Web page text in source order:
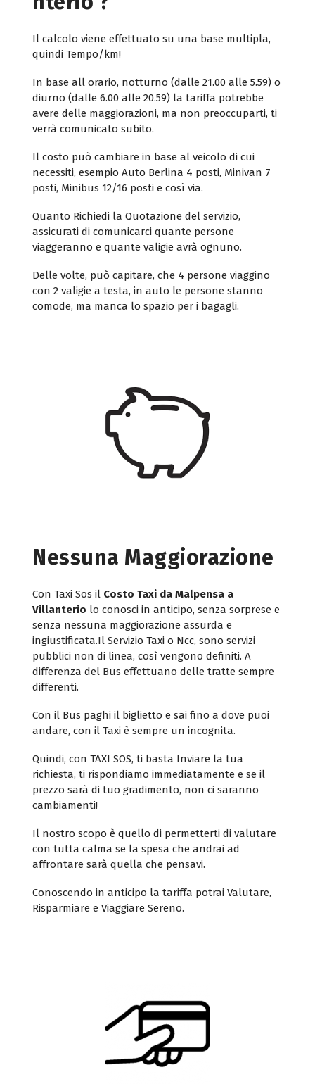
Il calcolo viene effettuato su una base multipla,
quindi Tempo/km!
In base all orario, notturno (dalle 21.00 alle 5.59) o
diurno (dalle 6.00 alle 20.59) la tariffa potrebbe
avere delle maggiorazioni, ma non preoccuparti, ti
verrà comunicato subito.
Il costo può cambiare in base al veicolo di cui
necessiti, esempio Auto Berlina 4 posti, Minivan 7
posti, Minibus 12/16 posti e così via.
Quanto Richiedi la Quotazione del servizio,
assicurati di comunicarci quante persone
viaggeranno e quante valigie avrà ognuno.
Delle volte, può capitare, che 4 persone viaggino
con 2 valigie a testa, in auto le persone stanno
comode, ma manca lo spazio per i bagagli.
Nessuna Maggiorazione
Con Taxi Sos il Costo Taxi da Malpensa a
Villanterio lo conosci in anticipo, senza sorprese e
senza nessuna maggiorazione assurda e
ingiustificata.Il Servizio Taxi o Ncc, sono servizi
pubblici non di linea, così vengono definiti. A
differenza del Bus effettuano delle tratte sempre
differenti.
Con il Bus paghi il biglietto e sai fino a dove puoi
andare, con il Taxi è sempre un incognita.
Quindi, con TAXI SOS, ti basta Inviare la tua
richiesta, ti rispondiamo immediatamente e se il
prezzo sarà di tuo gradimento, non ci saranno
cambiamenti!
Il nostro scopo è quello di permetterti di valutare
con tutta calma se la spesa che andrai ad
affrontare sarà quella che pensavi.
Conoscendo in anticipo la tariffa potrai Valutare,
Risparmiare e Viaggiare Sereno.